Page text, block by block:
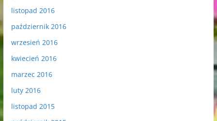
listopad 2016
październik 2016
wrzesień 2016
kwiecień 2016
marzec 2016
luty 2016
listopad 2015